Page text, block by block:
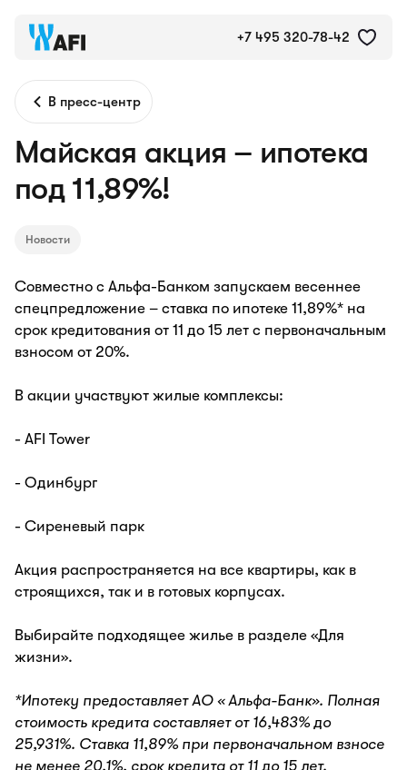
+7 495 320-78-42
В пресс-центр
Майская акция – ипотека
под 11,89%!
Новости
Совместно с Альфа-Банком запускаем весеннее
спецпредложение – ставка по ипотеке 11,89%* на
срок кредитования от 11 до 15 лет с первоначальным
взносом от 20%.
В акции участвуют жилые комплексы:
- AFI Tower
- Одинбург
- Сиреневый парк
Акция распространяется на все квартиры, как в
строящихся, так и в готовых корпусах.
Выбирайте подходящее жилье в разделе «Для
жизни».
*Ипотеку предоставляет АО « Альфа-Банк». Полная
стоимость кредита составляет от 16,483% до
25,931%. Ставка 11,89% при первоначальном взносе
не менее 20,1%, срок кредита от 11 до 15 лет.